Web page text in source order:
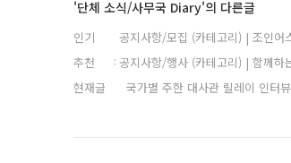
'단체 소식/사무국 Diary'의 다른글
인기
공지사항/모집 (카테고리) | 조인어
추천
공지사항/행사 (카테고리) | 함께하
현재글
국가별 주한 대사관 릴레이 인터